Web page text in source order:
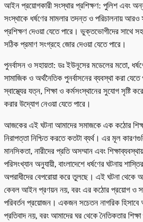
আইন প্রয়োগকারী সংস্থার প্রশিক্ষণ: পুলিশ এবং
সংস্থাকে ধর্ষণের মামলার তদন্ত ও পরিচালনায় আরও
প্রশিক্ষণ দেওয়া যেতে পারে। ভুক্তভোগীদের সাথে
সঠিক প্রমাণ সংগ্রহে জোর দেওয়া যেতে পারে।
পুনর্বাসন ও সহায়তা: ডঃ ইউনূসের মডেলের মতো,
সামাজিক ও অর্থনৈতিক পুনর্বাসনের ব্যবস্থা করা
স্বাস্থ্যের যত্ন, শিক্ষা ও কর্মসংস্থানের সুযোগ সৃষ্টি
করার উদ্যোগ নেওয়া যেতে পারে।
আজকের এই ঘটনা আমাদের সমাজকে এক কঠোর
নিরাপত্তা নিশ্চিত করতে কতটা ব্যর্থ। এর মূল
মানসিকতা, নারীদের প্রতি অসম্মান এবং
পরিসংখ্যান অনুযায়ী, বাংলাদেশে ধর্ষণের ঘটনায়
অপরাধীদের বেপরোয়া করে তুলছে। এই ঘটনা থেকে
কেবল আইন প্রণয়ন নয়, বরং এর কঠোর প্রয়োগ ও
পরিবর্তন প্রয়োজন। একজন সচেতন নাগরিক হিসাবে
প্রতিবাদ নয়, বরং আমাদের ঘর থেকে নৈতিকতার